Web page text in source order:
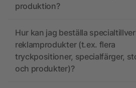
produktion?
Hur kan jag beställa
reklamprodukter (t.ex. flera
tryckpositioner, specialfärger,
och produkter)?